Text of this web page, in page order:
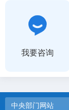
我要咨询
中央部门网站